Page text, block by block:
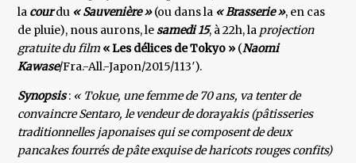
la courdu « Sauvenière »(ou dans la « Brasserie », en cas
de pluie), nous aurons, lesamedi 15, à 22h, la projection
gratuite du film « Les délices de Tokyo » (Naomi
Kawase/Fra.-All.-Japon/2015/113′).
Synopsis: « Tokue, une femme de 70 ans, va tenter de
convaincre Sentaro, le vendeur de dorayakis (pâtisseries
traditionnelles japonaises qui se composent de deux
pancakes fourrés de pâte exquise de haricots rouges confits)